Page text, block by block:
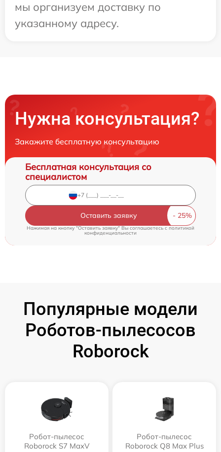
мы организуем доставку по
указанному адресу.
Нужна консультация?
Закажите бесплатную консультацию
Бесплатная консультация со
специалистом
Оставить заявку
Нажимая на кнопку "Оставить заявку" Вы соглашаетесь cполитикой
конфиденциальности
Популярные модели
Роботов-пылесосов
Roborock
Робот-пылесос
Roborock S7 MaxV
Робот-пылесос
Roborock Q8 Max Plus